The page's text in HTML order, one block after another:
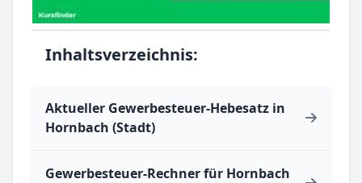
Inhaltsverzeichnis:
Aktueller Gewerbesteuer-Hebesatz in
Hornbach (Stadt)
Gewerbesteuer-Rechner für Hornbach